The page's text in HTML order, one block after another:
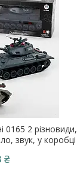
0165 2 різновиди,
звук, у коробці
₴